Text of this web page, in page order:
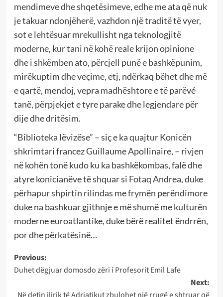
mendimeve dhe shqetësimeve, edhe me ata që nuk
je takuar ndonjëherë, vazhdon një traditë të vyer,
sot e lehtësuar mrekullisht nga teknologjitë
moderne, kur tani në kohë reale krijon opinione
dhe i shkëmben ato, përcjell punë e bashkëpunim,
mirëkuptim dhe veçime, etj, ndërkaq bëhet dhe më
e qartë, mendoj, vepra madhështore e të parëvé
tanë, përpjekjet e tyre parake dhe legjendare për
dije dhe dritësim.
“Biblioteka lëvizëse” – siç e ka quajtur Konicën
shkrimtari francez Guillaume Apollinaire, – rivjen
në kohën tonë kudo ku ka bashkëkombas, falë dhe
atyre konicianëve të shquar si Fotaq Andrea, duke
përhapur shpirtin rilindas me frymën perëndimore
duke na bashkuar gjithnje e më shumë me kulturën
moderne euroatlantike, duke bërë realitet ëndrrën,
por dhe përkatësinë…
Post
navigation
Previous:
Duhet dëgjuar domosdo zëri i Profesorit Emil Lafe
Next: